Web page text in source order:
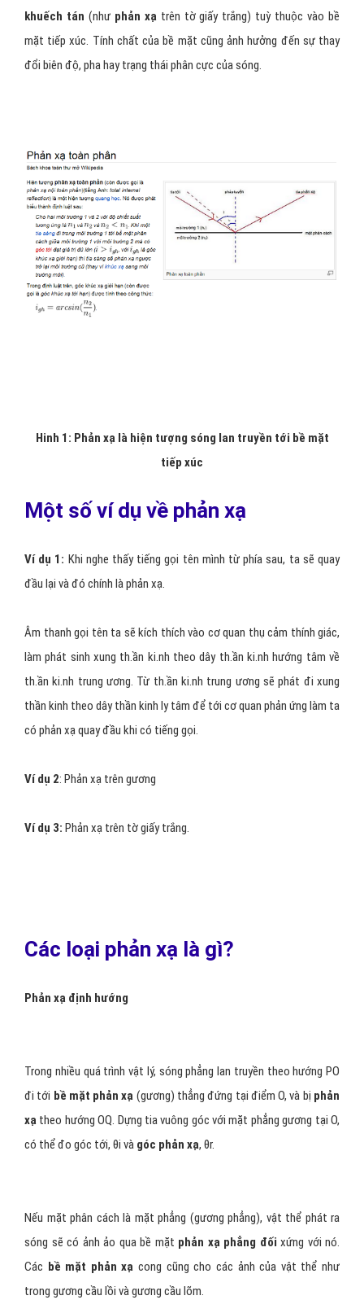
khuếch tán (nhưphản xạtrên tờ giấy trắng) tuỳ thuộc vào bề
mặt tiếp xúc. Tính chất của bề mặt cũng ảnh hưởng đến sự thay
đổi biên độ, pha hay trạng thái phân cực của sóng.
Hinh 1: Phản xạ là hiện tượng sóng lan truyền tới bề mặt
tiếp xúc
Một số ví dụ về phản xạ
Ví dụ 1: Khi nghe thấy tiếng gọi tên mình từ phía sau, ta sẽ quay
đầu lại và đó chính là phản xạ.
Âm thanh gọi tên ta sẽ kích thích vào cơ quan thụ cảm thính giác,
làm phát sinh xung th.ần ki.nh theo dây th.ần ki.nh hướng tâm về
th.ần ki.nh trung ương. Từ th.ần ki.nh trung ương sẽ phát đi xung
thần kinh theo dây thần kinh ly tâm để tới cơ quan phản ứng làm ta
có phản xạ quay đầu khi có tiếng gọi.
Ví dụ 2: Phản xạ trên gương
Ví dụ 3: Phản xạ trên tờ giấy trắng.
Các loại phản xạ là gì?
Phản xạ định hướng
Trong nhiều quá trình vật lý, sóng phẳng lan truyền theo hướng PO
đi tới bề mặt phản xạ (gương) thẳng đứng tại điểm O, và bị phản
xạ theo hướng OQ. Dựng tia vuông góc với mặt phẳng gương tại O,
có thể đo góc tới, θi và góc phản xạ, θr.
Nếu mặt phân cách là mặt phẳng (gương phẳng), vật thể phát ra
sóng sẽ có ảnh ảo qua bề mặt phản xạ phẳng đối xứng với nó.
Các bề mặt phản xạ cong cũng cho các ảnh của vật thể như
trong gương cầu lồi và gương cầu lõm.